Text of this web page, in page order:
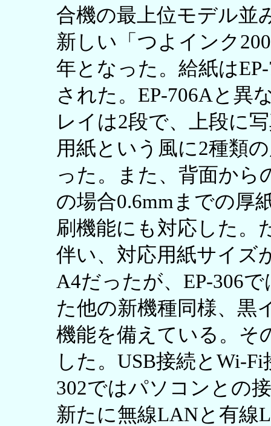
合機の最上位モデル並
新しい「つよインク
年となった。給紙は
された。EP-706Aと異
レイは2段で、上段に
用紙という風に2種類
った。また、背面から
の場合0.6mmまでの厚
刷機能にも対応した。
伴い、対応用紙サイズ
A4だったが、EP-306
た他の新機種同様、黒
機能を備えている。そ
した。USB接続とWi-
302ではパソコンとの
新たに無線LANと有線